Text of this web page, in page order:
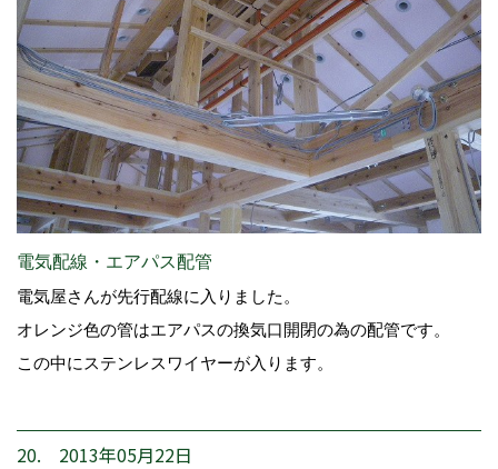
電気配線・エアパス配管
電気屋さんが先行配線に入りました。
オレンジ色の管はエアパスの換気口開閉の為の配管です。
この中にステンレスワイヤーが入ります。
20. 2013年05月22日